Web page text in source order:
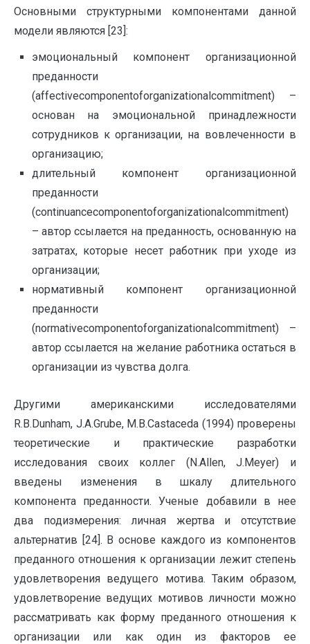
Основными структурными компонентами данной
модели являются [23]:
эмоциональный компонент организационной
преданности
(affectivecomponentoforganizationalcommitment) –
основан на эмоциональной принадлежности
сотрудников к организации, на вовлеченности в
организацию;
длительный компонент организационной
преданности
(continuancecomponentoforganizationalcommitment)
– автор ссылается на преданность, основанную на
затратах, которые несет работник при уходе из
организации;
нормативный компонент организационной
преданности
(normativecomponentoforganizationalcommitment) –
автор ссылается на желание работника остаться в
организации из чувства долга.
Другими американскими исследователями
R.B.Dunham, J.A.Grube, M.B.Castaceda (1994) проверены
теоретические и практические разработки
исследования своих коллег (N.Allen, J.Meyer) и
введены изменения в шкалу длительного
компонента преданности. Ученые добавили в нее
два подизмерения: личная жертва и отсутствие
альтернатив [24]. В основе каждого из компонентов
преданного отношения к организации лежит степень
удовлетворения ведущего мотива. Таким образом,
удовлетворение ведущих мотивов личности можно
рассматривать как форму преданного отношения к
организации или как один из факторов ее